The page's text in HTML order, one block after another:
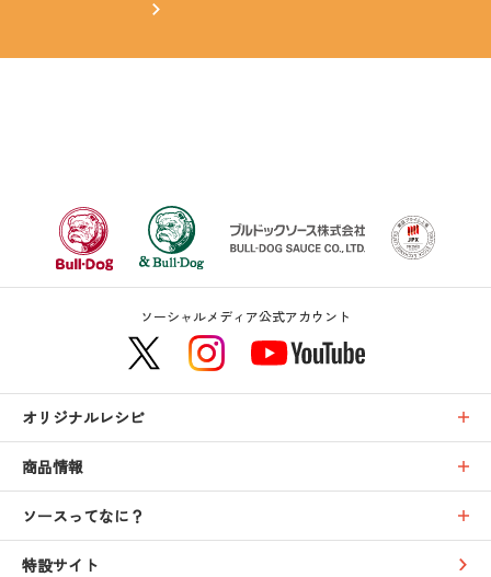
ソーシャルメディア公式アカウント
オリジナルレシピ
商品情報
ソースってなに？
特設サイト